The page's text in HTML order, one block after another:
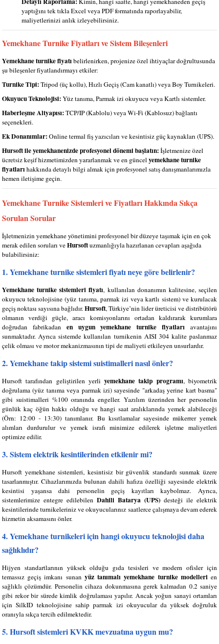
yaptığını tek tıkla Excel veya PDF formatında raporlayabilir,
maliyetlerinizi anlık izleyebilirsiniz.
Yemekhane Turnike Fiyatları ve Sistem Bileşenleri
Yemekhane turnike fiyatıbelirlenirken, projenize özel ihtiyaçlar doğrultusunda
şu bileşenler fiyatlandırmayı etkiler:
Turnike Tipi:Tripod (üç kollu), Hızlı Geçiş (Cam kanatlı) veya Boy Turnikeleri.
Okuyucu Teknolojisi:Yüz tanıma, Parmak izi okuyucu veya Kartlı sistemler.
Haberleşme Altyapısı:TCP/IP (Kablolu) veya Wi-Fi (Kablosuz) bağlantı
seçenekleri.
Ek Donanımlar:Online termal fiş yazıcıları ve kesintisiz güç kaynakları (UPS).
Hursoft ile yemekhanenizde profesyonel dönemi başlatın:İşletmenize özel
ücretsiz keşif hizmetimizden yararlanmak ve en güncelyemekhane turnike
fiyatlarıhakkında detaylı bilgi almak için profesyonel satış danışmanlarımızla
hemen iletişime geçin.
Yemekhane Turnike Sistemleri ve Fiyatları Hakkında Sıkça
Sorulan Sorular
İşletmenizin yemekhane yönetimini profesyonel bir düzeye taşımak için en çok
merak edilen soruları veHursoftuzmanlığıyla hazırlanan cevapları aşağıda
bulabilirsiniz:
1. Yemekhane turnike sistemleri fiyatı neye göre belirlenir?
Yemekhane turnike sistemleri fiyatı, kullanılan donanımın kalitesine, seçilen
okuyucu teknolojisine (yüz tanıma, parmak izi veya kartlı sistem) ve kurulacak
geçiş noktası sayısına bağlıdır.Hursoft, Türkiye’nin lider üreticisi ve distribütörü
olmanın verdiği güçle, aracı komisyonlarını ortadan kaldırarak kurumlara
doğrudan fabrikadan en uygun yemekhane turnike fiyatları avantajını
sunmaktadır. Ayrıca sistemde kullanılan turnikenin AISI 304 kalite paslanmaz
çelik olması ve motor mekanizmasının tipi de maliyeti etkileyen unsurlardır.
2. Yemekhane takip sistemi suistimalleri nasıl önler?
Hursoft tarafından geliştirilen yerliyemekhane takip programı, biyometrik
doğrulama (yüz tanıma veya parmak izi) sayesinde "arkadaş yerine kart basma"
gibi suistimalleri %100 oranında engeller. Yazılım üzerinden her personelin
günlük kaç öğün hakkı olduğu ve hangi saat aralıklarında yemek alabileceği
(Örn: 12:00 - 13:30) tanımlanır. Bu kısıtlamalar sayesinde mükerrer yemek
alımları durdurulur ve yemek israfı minimize edilerek işletme maliyetleri
optimize edilir.
3. Sistem elektrik kesintilerinden etkilenir mi?
Hursoft yemekhane sistemleri, kesintisiz bir güvenlik standardı sunmak üzere
tasarlanmıştır. Cihazlarımızda bulunan dahili hafıza özelliği sayesinde elektrik
kesintisi yaşansa dahi personelin geçiş kayıtları kaybolmaz. Ayrıca,
sistemlerimize entegre edilebilen Dahili Batarya (UPS) desteği ile elektrik
kesintilerinde turnikeleriniz ve okuyucularınız saatlerce çalışmaya devam ederek
hizmetin aksamasını önler.
4. Yemekhane turnikeleri için hangi okuyucu teknolojisi daha
sağlıklıdır?
Hijyen standartlarının yüksek olduğu gıda tesisleri ve modern ofisler için
temassız geçiş imkanı sunan yüz tanımalı yemekhane turnike modellerien
sağlıklı çözümdür. Personelin cihaza dokunmasına gerek kalmadan 0.2 saniye
gibi rekor bir sürede kimlik doğrulaması yapılır. Ancak yoğun sanayi ortamları
için SilkID teknolojisine sahip parmak izi okuyucular da yüksek doğruluk
oranıyla sıkça tercih edilmektedir.
5. Hursoft sistemleri KVKK mevzuatına uygun mu?